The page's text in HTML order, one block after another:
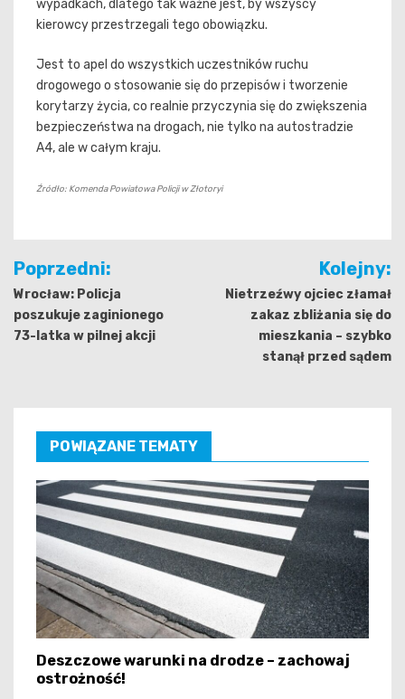
wypadkach, dlatego tak ważne jest, by wszyscy
kierowcy przestrzegali tego obowiązku.
Jest to apel do wszystkich uczestników ruchu
drogowego o stosowanie się do przepisów i tworzenie
korytarzy życia, co realnie przyczynia się do zwiększenia
bezpieczeństwa na drogach, nie tylko na autostradzie
A4, ale w całym kraju.
Źródło: Komenda Powiatowa Policji w Złotoryi
Nawigacja
wpisu
Poprzedni:
Wrocław: Policja
poszukuje zaginionego
73-latka w pilnej akcji
Kolejny:
Nietrzeźwy ojciec złamał
zakaz zbliżania się do
mieszkania – szybko
stanął przed sądem
POWIĄZANE TEMATY
Deszczowe warunki na drodze – zachowaj
ostrożność!